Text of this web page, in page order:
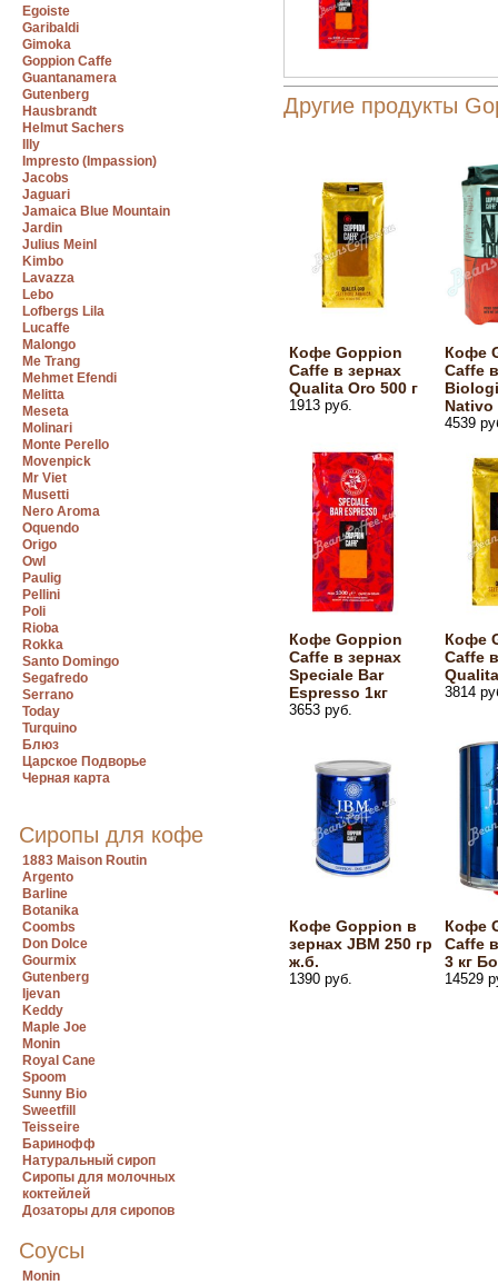
Egoiste
Garibaldi
Gimoka
Goppion Caffe
Guantanamera
Gutenberg
Hausbrandt
Helmut Sachers
Illy
Impresto (Impassion)
Jacobs
Jaguari
Jamaica Blue Mountain
Jardin
Julius Meinl
Kimbo
Lavazza
Lebo
Lofbergs Lila
Lucaffe
Malongo
Me Trang
Mehmet Efendi
Melitta
Meseta
Molinari
Monte Perello
Movenpick
Mr Viet
Musetti
Nero Aroma
Oquendo
Origo
Owl
Paulig
Pellini
Poli
Rioba
Rokka
Santo Domingo
Segafredo
Serrano
Today
Turquino
Блюз
Царское Подворье
Черная карта
Сиропы для кофе
1883 Maison Routin
Argento
Barline
Botanika
Coombs
Don Dolce
Gourmix
Gutenberg
Ijevan
Keddy
Maple Joe
Monin
Royal Cane
Spoom
Sunny Bio
Sweetfill
Teisseire
Баринофф
Натуральный сироп
Сиропы для молочных
коктейлей
Дозаторы для сиропов
Соусы
Monin
Другие продукты
Кофе Goppion
Caffe в зернах
Qualita Oro 500 г
1913 руб.
Кофе
Caffe
Nativo
4539
Кофе Goppion
Caffe в зернах
Speciale Bar
Espresso 1кг
3653 руб.
Кофе
Caffe
3814
Кофе Goppion в
зернах JBM 250 гр
ж.б.
1390 руб.
Кофе
Caffe
3 кг
14529